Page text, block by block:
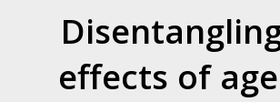
effects of